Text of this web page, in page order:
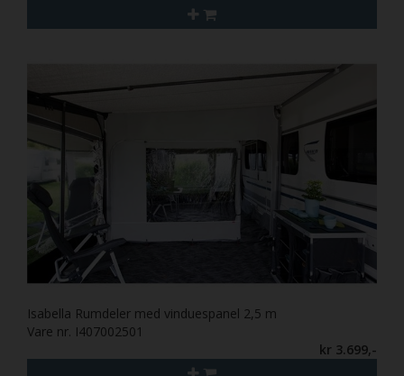
Isabella Rumdeler med vinduespanel 2,5 m
Vare nr. I407002501
kr 3.699,-